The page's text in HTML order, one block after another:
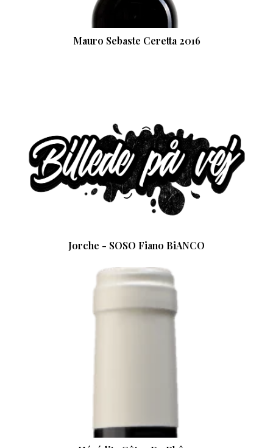
Mauro Sebaste Ceretta 2016
Jorche - SOSO Fiano BiANCO